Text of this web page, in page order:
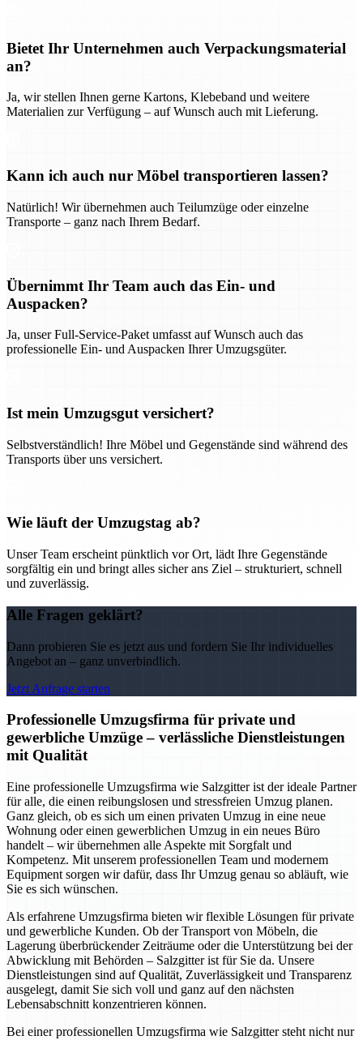
Bietet Ihr Unternehmen auch Verpackungsmaterial
an?
Ja, wir stellen Ihnen gerne Kartons, Klebeband und weitere
Materialien zur Verfügung – auf Wunsch auch mit Lieferung.
Kann ich auch nur Möbel transportieren lassen?
Natürlich! Wir übernehmen auch Teilumzüge oder einzelne
Transporte – ganz nach Ihrem Bedarf.
Übernimmt Ihr Team auch das Ein- und
Auspacken?
Ja, unser Full-Service-Paket umfasst auf Wunsch auch das
professionelle Ein- und Auspacken Ihrer Umzugsgüter.
Ist mein Umzugsgut versichert?
Selbstverständlich! Ihre Möbel und Gegenstände sind während des
Transports über uns versichert.
Wie läuft der Umzugstag ab?
Unser Team erscheint pünktlich vor Ort, lädt Ihre Gegenstände
sorgfältig ein und bringt alles sicher ans Ziel – strukturiert, schnell
und zuverlässig.
Alle Fragen geklärt?
Dann probieren Sie es jetzt aus und fordern Sie Ihr individuelles
Angebot an – ganz unverbindlich.
Jetzt Anfrage starten
Professionelle Umzugsfirma für private und
gewerbliche Umzüge – verlässliche Dienstleistungen
mit Qualität
Eine professionelle Umzugsfirma wie Salzgitter ist der ideale Partner
für alle, die einen reibungslosen und stressfreien Umzug planen.
Ganz gleich, ob es sich um einen privaten Umzug in eine neue
Wohnung oder einen gewerblichen Umzug in ein neues Büro
handelt – wir übernehmen alle Aspekte mit Sorgfalt und
Kompetenz. Mit unserem professionellen Team und modernem
Equipment sorgen wir dafür, dass Ihr Umzug genau so abläuft, wie
Sie es sich wünschen.
Als erfahrene Umzugsfirma bieten wir flexible Lösungen für private
und gewerbliche Kunden. Ob der Transport von Möbeln, die
Lagerung überbrückender Zeiträume oder die Unterstützung bei der
Abwicklung mit Behörden – Salzgitter ist für Sie da. Unsere
Dienstleistungen sind auf Qualität, Zuverlässigkeit und Transparenz
ausgelegt, damit Sie sich voll und ganz auf den nächsten
Lebensabschnitt konzentrieren können.
Bei einer professionellen Umzugsfirma wie Salzgitter steht nicht nur